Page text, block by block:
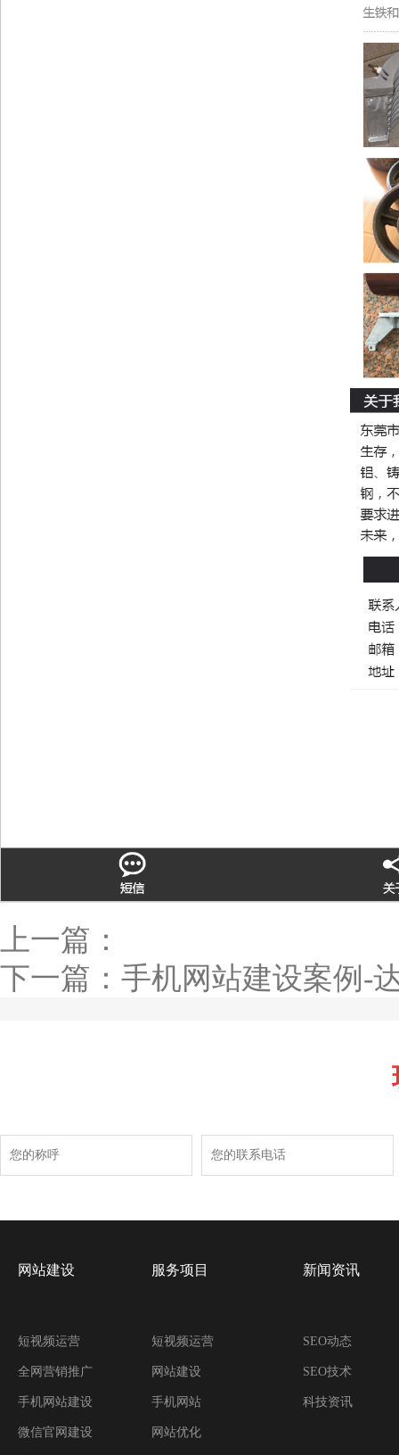
上一篇：
下一篇： 手机网站建设案例-
网站建设
短视频运营
全网营销推广
手机网站建设
微信官网建设
服务项目
短视频运营
网站建设
手机网站
网站优化
新闻资讯
SEO动态
SEO技术
科技资讯